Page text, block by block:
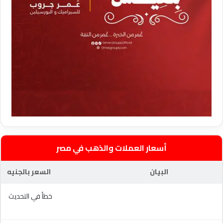
أسعار العملات والذهب في مصر
البيان
السعر بالجنيه
خطأ في التحديث